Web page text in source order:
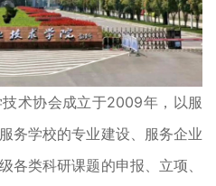
术协会成立于2009年，以服
务学校的专业建设、服务企业
各类科研课题的申报、立项、